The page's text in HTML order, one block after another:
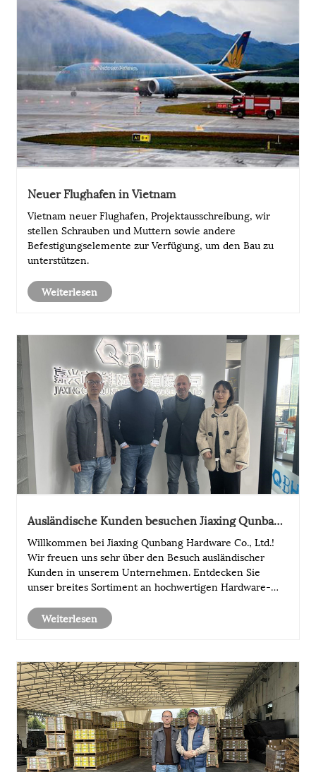
Neuer Flughafen in Vietnam
Vietnam neuer Flughafen, Projektausschreibung, wir
stellen Schrauben und Muttern sowie andere
Befestigungselemente zur Verfügung, um den Bau zu
unterstützen.
Weiterlesen
Ausländische Kunden besuchen Jiaxing Qunbang
Willkommen bei Jiaxing Qunbang Hardware Co., Ltd.!
Wir freuen uns sehr über den Besuch ausländischer
Kunden in unserem Unternehmen. Entdecken Sie
unser breites Sortiment an hochwertigen Hardware-
Kundenservice. Lassen Sie uns Ihr vertrauenswürdiger
......
Weiterlesen